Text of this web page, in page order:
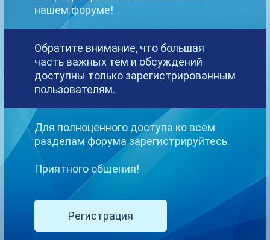
4.5k сообщения
Технические вопросы
Поможем, проконсультируем, настроим
оборудование и программы для работы с
сайтами. Мы ручаемся за вас!
Финансовые вопросы
Обсуждаем различные вопросы по работе
платежных систем, а также вопросы,
связанные с выводом средств с личных
счетов клиентов!
сообщений
Работа компании WCB Media
нашем форуме!
Обратите внимание, что большая
часть важных тем и обсуждений
доступны только зарегистрированным
пользователям.
Для полноценного доступа ко всем
разделам форума зарегистрируйтесь.
Приятного общения!
Регистрация